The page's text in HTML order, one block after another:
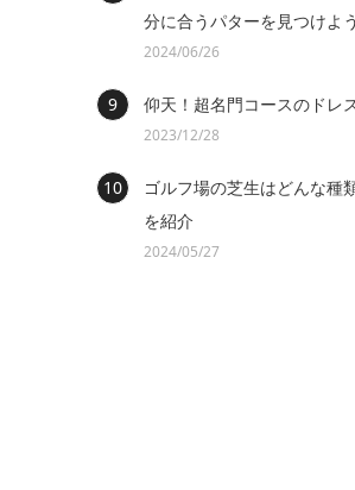
分に合うパターを見つけよ
2024/06/26
仰天！超名門コースのドレ
2023/12/28
ゴルフ場の芝生はどんな種
を紹介
2024/05/27